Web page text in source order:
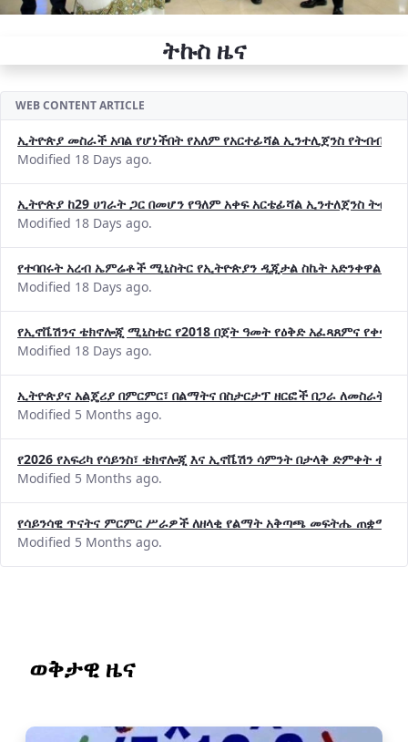
ትኩስ ዜና
WEB CONTENT ARTICLE
ኢትዮጵያ መስራች አባል የሆነችበት የአለም የአርተፊሻል ኢንተሊጀንስ የትብብር
Modified 18 Days ago.
ኢትዮጵያ ከ29 ሀገራት ጋር በመሆን የዓለም አቀፍ አርቴፊሻል ኢንተለጀንስ
Modified 18 Days ago.
የተባበሩት አረብ ኤምሬቶች ሚኒስትር የኢትዮጵያን ዲጂታል ስኬት አድንቀዋል
Modified 18 Days ago.
የኢኖቬሽንና ቴክኖሎጂ ሚኒስቴር የ2018 በጀት ዓመት የዕቅድ አፈጻጸምና
Modified 18 Days ago.
ኢትዮጵያና አልጄሪያ በምርምር፣ በልማትና በስታርታፕ ዘርፎች በጋራ ለመስራት
Modified 5 Months ago.
የ2026 የአፍሪካ የሳይንስ፣ ቴክኖሎጂ እና ኢኖቬሽን ሳምንት በታላቅ ድምቀት
Modified 5 Months ago.
የሳይንሳዊ ጥናትና ምርምር ሥራዎች ለዘላቂ የልማት አቅጣጫ መፍትሔ ጠቋሚ
Modified 5 Months ago.
ወቅታዊ ዜና